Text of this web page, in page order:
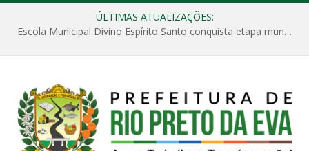
ÚLTIMAS ATUALIZAÇÕES:
Escola Municipal Divino Espírito Santo conquista etapa municipal da V Feira Amazonense de Matemática